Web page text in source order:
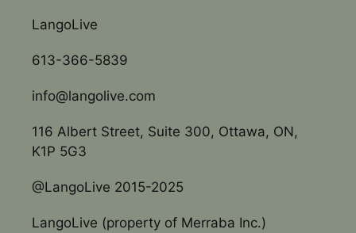
LangoLive
613-366-5839
info@langolive.com
116 Albert Street, Suite 300, Ottawa, ON,
K1P 5G3
@LangoLive 2015-2025
LangoLive (property of Merraba Inc.)